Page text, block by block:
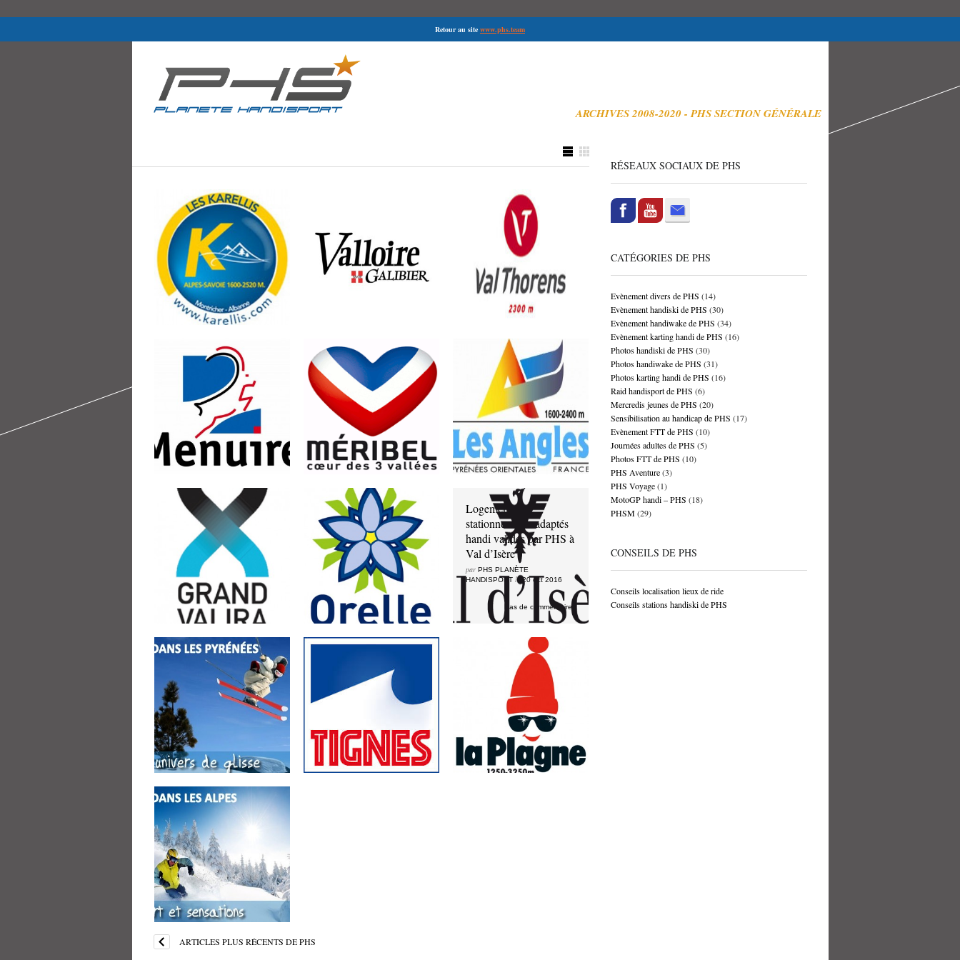
Retour au site www.phs.team
ARCHIVES 2008-2020 - PHS SECTION GÉNÉRALE
Logements et
stationnements adaptés
handi validés par PHS
aux Karellis
par
PHS PLANÈTE
HANDISPORTle22 oct 2016
Pas de commentaires
handi validés par PHS à
Valloire
parPHS PLANÈTE
HANDISPORT le22 oct 2016
Logements et
stationnements adaptés
handi validés par PHS à
Val Thorens
parPHS PLANÈTE
HANDISPORTle22 oct 2016
Pas de commentaires
Logements et
stationnements adaptés
handi validés par PHS
aux Menuires
PHS PLANÈTE
HANDISPORTle
Pas de commentaires
Logements et
stationnements adaptés
handi validés par PHS à
Meribel
PHS PLANÈTE
HANDISPORTle 22 oct 2016
Pas de commentaires
Logements et
stationnements adaptés
handi validés par PHS
aux Angles
parPHS PLANÈTE
HANDISPORTle 20 oct 2016
Pas de commentaires
Logements et
stationnements adaptés
handi validés par PHS à
Gran Valira (Andorre)
par PHS PLANÈTE
HANDISPORT
20 oct 2016
Pas de commentaires
Logements et
stationnements adaptés
handi validés par PHS à
Orelle
parPHS PLANÈTE
HANDISPORT
le20 oct 2016
Pas de commentaires
Logements et
stationnements adaptés
handi validés par PHS à
Val d’Isère
par PHS PLANÈTE
HANDISPORTle 20 oct 2016
Pas de commentaires
Stations de ski alpin
testées par PHS –
Logements et
stationnements adaptés
handi – Pyrénées
parPHS PLANÈTE
HANDISPORT
Pas de commentaires
stationnements adaptés
handi validés par PHS à
Tignes
HANDISPORTle20 oct 2016
Pas de commentaires
Logements et
stationnements adaptés
handi validés par PHS à
La Plagne
PHS PLANÈTE
HANDISPORTle 19 oct 2016
Pas de commentaires
Stations de ski alpin
testées par PHS –
Logements et
stationnements adaptés
handi – Alpes
parPHS PLANÈTE
HANDISPORT
Pas de commentaires
ARTICLES PLUS RÉCENTS DE PHS
RÉSEAUX SOCIAUX DE PHS
CATÉGORIES DE PHS
Evènement divers de PHS (14)
Evènement handiski de PHS (30)
Evènement handiwake de PHS (34)
Evènement karting handi de PHS (16)
Photos handiski de PHS (30)
Photos handiwake de PHS (31)
Photos karting handi de PHS (16)
Raid handisport de PHS (6)
Mercredis jeunes de PHS (20)
Sensibilisation au handicap de PHS (17)
Evènement FTT de PHS (10)
Journées adultes de PHS (5)
Photos FTT de PHS (10)
PHS Aventure(3)
PHS Voyage(1)
MotoGP handi – PHS (18)
PHSM(29)
CONSEILS DE PHS
Conseils localisation lieux de ride
Conseils stations handiski de PHS